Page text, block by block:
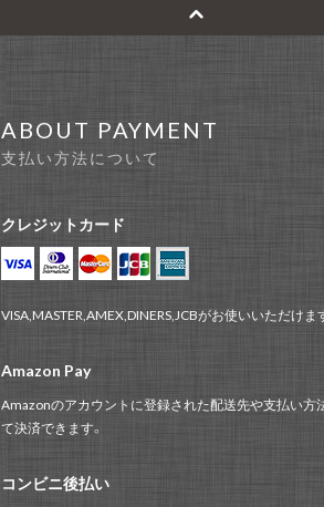
ABOUT PAYMENT
支払い方法について
クレジットカード
VISA,MASTER,AMEX,DINERS,JCBがお使いいただけま
Amazon Pay
Amazonのアカウントに登録された配送先や支払い方
て決済できます。
コンビニ後払い